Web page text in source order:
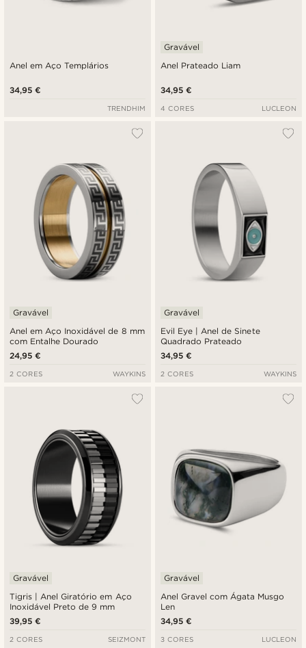
Anel em Aço Templários
34,95 €
TRENDHIM
Anel Prateado Liam
Gravável
34,95 €
4 CORES LUCLEON
Anel em Aço Inoxidável de 8 mm
com Entalhe Dourado
Gravável
24,95 €
2 CORES WAYKINS
Evil Eye | Anel de Sinete
Quadrado Prateado
Gravável
34,95 €
2 CORES WAYKINS
Tigris | Anel Giratório em Aço
Inoxidável Preto de 9 mm
Gravável
39,95 €
2 CORES SEIZMONT
Anel Gravel com Ágata Musgo
Len
Gravável
34,95 €
3 CORES LUCLEON